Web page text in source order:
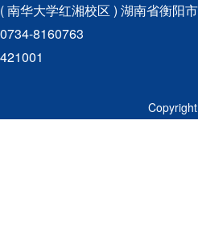
南华大学红湘校区 ) 湖南省衡阳
8160763